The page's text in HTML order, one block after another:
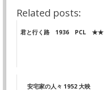
Related posts:
君と行く路 1936 PCL ★★
安宅家の人々 1952 大映